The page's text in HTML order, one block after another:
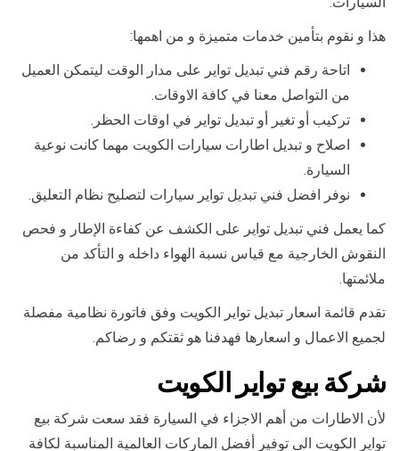
هذا و نقوم بتأمين خدمات متميزة و من اهمها:
اتاحة رقم فني تبديل تواير على مدار الوقت ليتمكن العميل
من التواصل معنا في كافة الاوقات.
تركيب أو تغير أو تبديل تواير في اوقات الحظر.
اصلاح و تبديل اطارات سيارات الكويت مهما كانت نوعية
السيارة.
نوفر افضل فني تبديل تواير سيارات لتصليح نظام التعليق.
كما يعمل فني تبديل تواير على الكشف عن كفاءة الإطار و فحص
النقوش الخارجية مع قياس نسبة الهواء داخله و التأكد من
ملائمتها.
تقدم قائمة اسعار تبديل تواير الكويت وفق فاتورة نظامية مفصلة
لجميع الاعمال و اسعارها فهدفنا هو ثقتكم و رضاكم.
شركة بيع تواير الكويت
لأن الاطارات من أهم الاجزاء في السيارة فقد سعت شركة بيع
تواير الكويت الى توفير أفضل الماركات العالمية المناسبة لكافة